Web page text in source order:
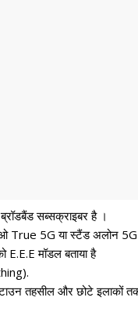
सब्सक्राइबर है ।
True 5G या स्टैंड अलोन
मॉडल बताया है
तहसील और छोटे इलाकों